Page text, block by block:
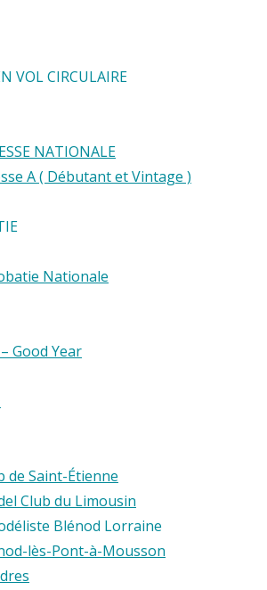
VOL CIRCULAIRE
NATIONALE
A ( Débutant et Vintage )
Nationale
– Good Year
de Saint-Étienne
Club du Limousin
Blénod Lorraine
lès-Pont-à-Mousson
2024
F2F
commandé